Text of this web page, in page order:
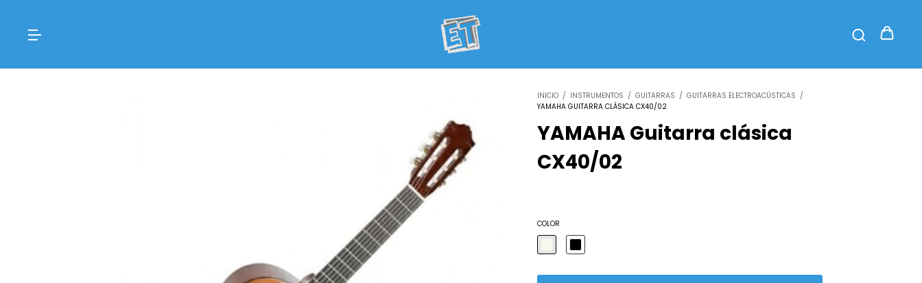
INICIO / INSTRUMENTOS / GUITARRAS / GUITARRAS ELECTROACÚSTICAS /
YAMAHA GUITARRA CLÁSICA CX40/02
YAMAHA Guitarra clásica
CX40/02
COLOR